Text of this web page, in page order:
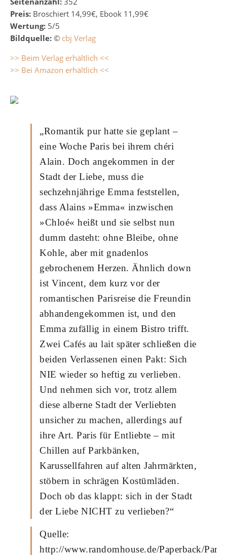
Preis: Broschiert 14,99€, Ebook 11,99€
Wertung: 5/5
Bildquelle: © cbj Verlag
>> Beim Verlag erhältlich <<
>> Bei Amazon erhältlich <<
„Romantik pur hatte sie geplant –
eine Woche Paris bei ihrem chéri
Alain. Doch angekommen in der
Stadt der Liebe, muss die
sechzehnjährige Emma feststellen,
dass Alains »Emma« inzwischen
»Chloé« heißt und sie selbst nun
dumm dasteht: ohne Bleibe, ohne
Kohle, aber mit gnadenlos
gebrochenem Herzen. Ähnlich down
ist Vincent, dem kurz vor der
romantischen Parisreise die Freundin
abhandengekommen ist, und den
Emma zufällig in einem Bistro trifft.
Zwei Cafés au lait später schließen die
beiden Verlassenen einen Pakt: Sich
NIE wieder so heftig zu verlieben.
Und nehmen sich vor, trotz allem
diese alberne Stadt der Verliebten
unsicher zu machen, allerdings auf
ihre Art. Paris für Entliebte – mit
Chillen auf Parkbänken,
Karussellfahren auf alten Jahrmärkten,
stöbern in schrägen Kostümläden.
Doch ob das klappt: sich in der Stadt
der Liebe NICHT zu verlieben?“
Quelle:
http://www.randomhouse.de/Paperback/